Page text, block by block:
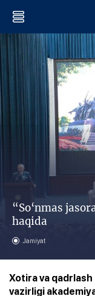
“So‘nmas
haqida
Jamiyat
Xotira va
vazirligi